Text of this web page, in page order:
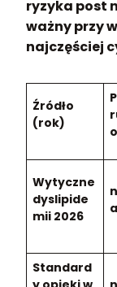
ryzyka post
ważny przy
najczęściej
Źródło
(rok)
Wytyczne
dyslipide
mii 2026
Standard